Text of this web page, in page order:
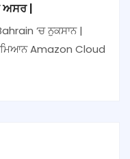
ਅਸਰ |
‘ਚ ਨੁਕਸਾਨ |
Amazon Cloud